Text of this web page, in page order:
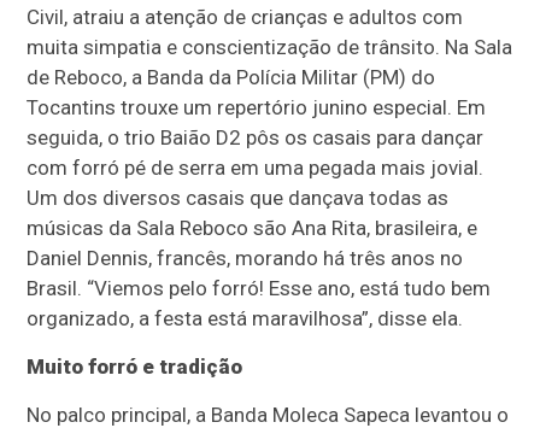
Civil, atraiu a atenção de crianças e adultos com
muita simpatia e conscientização de trânsito. Na Sala
de Reboco, a Banda da Polícia Militar (PM) do
Tocantins trouxe um repertório junino especial. Em
seguida, o trio Baião D2 pôs os casais para dançar
com forró pé de serra em uma pegada mais jovial.
Um dos diversos casais que dançava todas as
músicas da Sala Reboco são Ana Rita, brasileira, e
Daniel Dennis, francês, morando há três anos no
Brasil. “Viemos pelo forró! Esse ano, está tudo bem
organizado, a festa está maravilhosa”, disse ela.
Muito forró e tradição
No palco principal, a Banda Moleca Sapeca levantou o